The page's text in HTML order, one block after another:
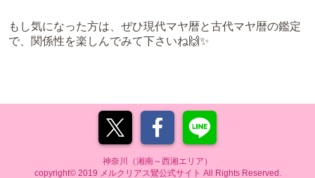
もし気になった方は、ぜひ現代マヤ暦と古代マヤ暦の鑑定
で、関係性を楽しんでみて下さいね🙌✨
神奈川（湘南～西湘エリア）
copyright© 2019 メルクリアス鸞公式サイト All Rights Reserved.